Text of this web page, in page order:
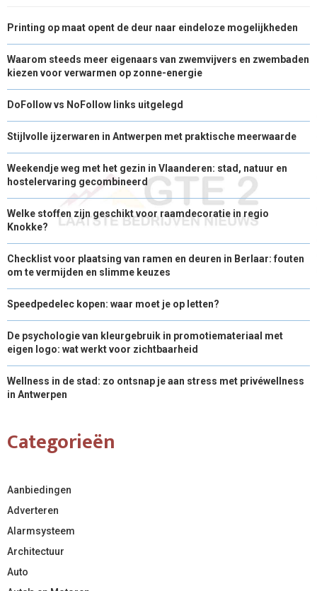
Printing op maat opent de deur naar eindeloze mogelijkheden
Waarom steeds meer eigenaars van zwemvijvers en zwembaden
kiezen voor verwarmen op zonne-energie
DoFollow vs NoFollow links uitgelegd
Stijlvolle ijzerwaren in Antwerpen met praktische meerwaarde
Weekendje weg met het gezin in Vlaanderen: stad, natuur en
hostelervaring gecombineerd
Welke stoffen zijn geschikt voor raamdecoratie in regio
Knokke?
Checklist voor plaatsing van ramen en deuren in Berlaar: fouten
om te vermijden en slimme keuzes
Speedpedelec kopen: waar moet je op letten?
De psychologie van kleurgebruik in promotiemateriaal met
eigen logo: wat werkt voor zichtbaarheid
Wellness in de stad: zo ontsnap je aan stress met privéwellness
in Antwerpen
Categorieën
Aanbiedingen
Adverteren
Alarmsysteem
Architectuur
Auto